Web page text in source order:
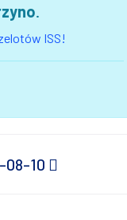
.
ISS!
08-10